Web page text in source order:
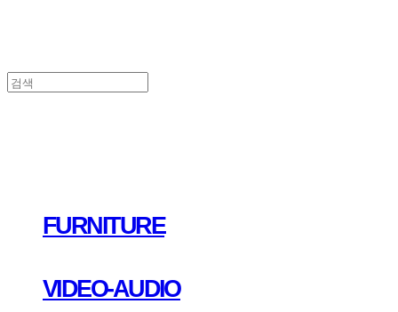
FURNITURE
VIDEO-AUDIO